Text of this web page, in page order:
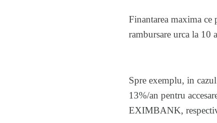
Finantarea maxima ce
rambursare urca la 10
Spre exemplu, in
13%/an pentru
EXIMBANK,